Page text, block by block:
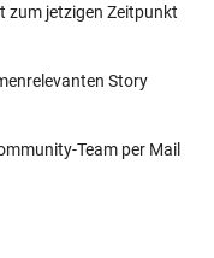
zum jetzigen Zeitpunkt
Story
Team per Mail